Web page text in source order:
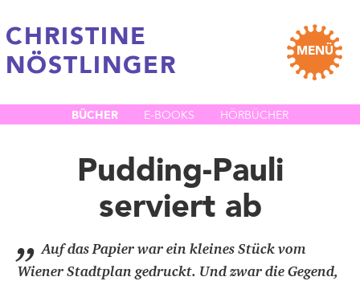
CHRISTINE
NÖSTLINGER
MENÜ
BÜCHER E-BOOKS HÖRBÜCHER
Pudding-Pauli
serviert ab
„ Auf das Papier war ein kleines Stück vom
Wiener Stadtplan gedruckt. Und zwar die Gegend,